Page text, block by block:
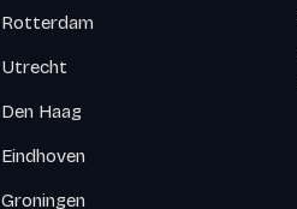
Rotterdam
Utrecht
Den Haag
Eindhoven
Groningen